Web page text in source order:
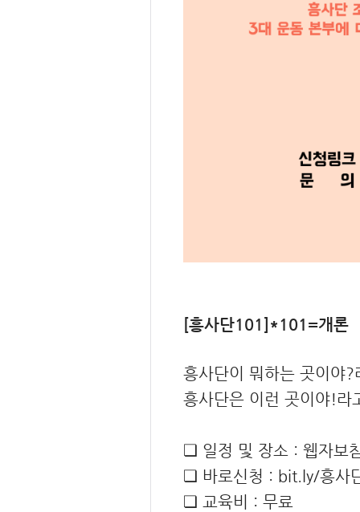
[흥사단101]*101=개론
흥사단이 뭐하는 곳이야
흥사단은 이런 곳이야!라
❏ 일정 및 장소 : 웹자보
❏ 바로신청 : bit.ly/흥사
❏ 교육비 : 무료